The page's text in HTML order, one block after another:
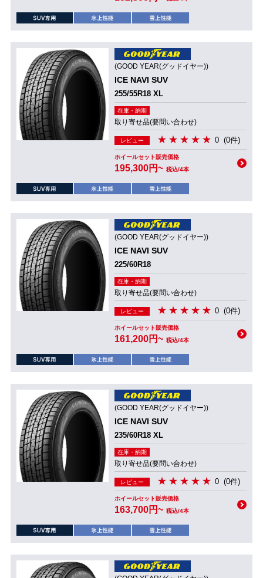
(GOOD YEAR(グッドイヤー))
ICE NAVI SUV
255/55R18 XL
在庫・納期
取り寄せ品(要問い合わせ)
レビュー 0 (0件)
ホイールセット販売価格
195,300円~ 税込/4本
(GOOD YEAR(グッドイヤー))
ICE NAVI SUV
225/60R18
在庫・納期
取り寄せ品(要問い合わせ)
レビュー 0 (0件)
ホイールセット販売価格
161,200円~ 税込/4本
(GOOD YEAR(グッドイヤー))
ICE NAVI SUV
235/60R18 XL
在庫・納期
取り寄せ品(要問い合わせ)
レビュー 0 (0件)
ホイールセット販売価格
163,700円~ 税込/4本